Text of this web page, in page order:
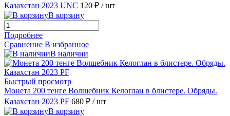
Казахстан 2023 UNC 120 ₽ / шт
В корзину
Подробнее
Сравнение В избранное
В наличии
Быстрый просмотр
Монета 200 тенге Волшебник Келоглан в блистере. Обряды.
Казахстан 2023 PF 680 ₽ / шт
В корзину